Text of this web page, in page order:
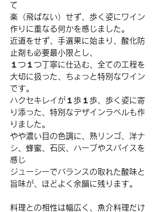
て
楽（飛ばない）せず、歩く姿にワイン
作りに重なる何かを感じました。
近道をせず、手選果に始まり、酸化防
止剤も必要最小限とし、
１つ１つ丁寧に仕込む、全ての工程を
大切に扱った、ちょっと特別なワイン
です。
ハクセキレイが１歩１歩、歩く姿に寄
り添った、特別なデザインラベルも作
りました。
やや濃い目の色調に、熟リンゴ、洋ナ
シ、蜂蜜、石灰、ハーブやスパイスを
感じ
ジューシーでバランスの取れた酸味と
旨味が、ほどよく余韻に残ります。
料理との相性は幅広く、魚介料理だけ